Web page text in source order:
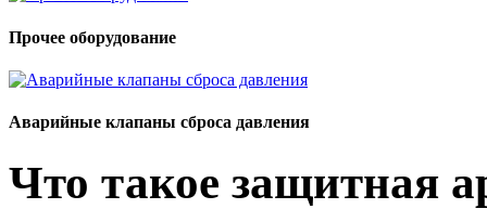
Прочее оборудование
Аварийные клапаны сброса давления
Что такое защитная